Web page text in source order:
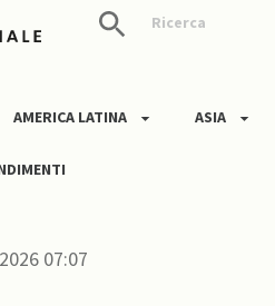
Ricerca
AMERICA LATINA ASIA
07:07